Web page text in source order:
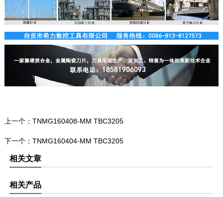
上一个： TNMG160408-MM TBC3205
下一个： TNMG160404-MM TBC3205
相关文章
相关产品